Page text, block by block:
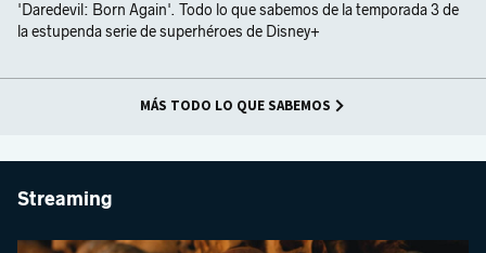
'Daredevil: Born Again'. Todo lo que sabemos de la temporada 3 de
la estupenda serie de superhéroes de Disney+
MÁS TODO LO QUE SABEMOS
Streaming